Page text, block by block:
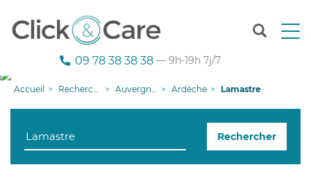
T
n
g
09 78 38 38 38 — 9h-19h 7j/7
Accueil Recherche aide à domicile Auvergne-Rhône-Alpes Ardèche Lamastre
Rechercher